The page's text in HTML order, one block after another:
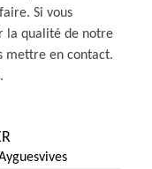
Si vous
la qualité de notre
mettre en contact.